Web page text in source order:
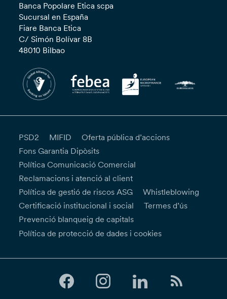
Banca Popolare Etica scpa
Sucursal en España
Fiare Banca Etica
C/ Simón Bolívar 8B
48010 Bilbao
PSD2 MIFID
Oferta pública d’accions
Fons Garantia Dipòsits
Política Comunicació Comercial
Reclamacions i atenció al client
Política de gestió de riscos ASG
Whistleblowing
Certificació institucional i social
Termes d’ús
Prevenció blanqueig de capitals
Política de protecció de dades i cookies